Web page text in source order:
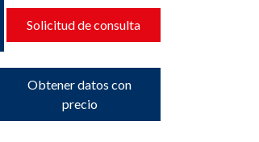
Solicitud de consulta
Obtener datos con
precio